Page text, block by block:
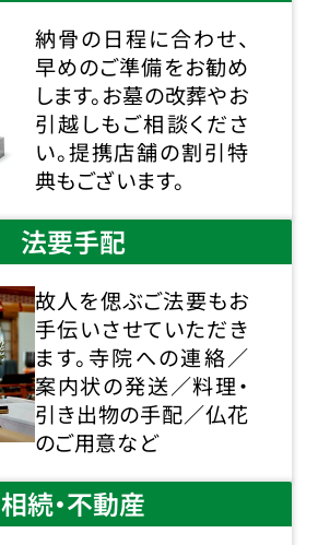
納骨の日程に合わせ、
早めのご準備をお勧め
します。お墓の改葬やお
引越しもご相談くださ
い。提携店舗の割引特
典もございます。
法要手配
故人を偲ぶご法要もお
手伝いさせていただき
ます。寺院への連絡／
案内状の発送／料理・
引き出物の手配／仏花
のご用意など
相続・不動産